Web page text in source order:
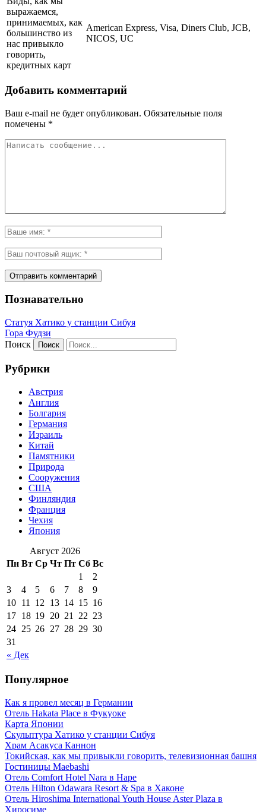
выражаемся,
принимаемых, как
большинство из
нас привыкло
говорить,
кредитных карт
American Express, Visa, Diners Club, JCB,
NICOS, UC
Добавить комментарий
Ваш e-mail не будет опубликован. Обязательные поля
помечены *
Познавательно
Статуя Хатико у станции Сибуя
Гора Фудзи
Поиск
Рубрики
Австрия
Англия
Болгария
Германия
Израиль
Китай
Памятники
Природа
Сооружения
США
Финляндия
Франция
Чехия
Япония
Август 2026
Пн Вт Ср Чт Пт Сб Вс
« Дек
1
2
3
4 5 6 7 8
9
10 11 12 13 14 15 16
17 18 19 20 21 22 23
24 25 26 27 28 29 30
31
Популярное
Как я провел месяц в Германии
Отель Hakata Place в Фукуоке
Карта Японии
Скульптура Хатико у станции Сибуя
Храм Асакуса Каннон
Токийская, как мы привыкли говорить, телевизионная башня
Гостиницы Maebashi
Отель Comfort Hotel Nara в Наре
Отель Hilton Odawara Resort & Spa в Хаконе
Отель Hiroshima International Youth House Aster Plaza в
Хиросиме